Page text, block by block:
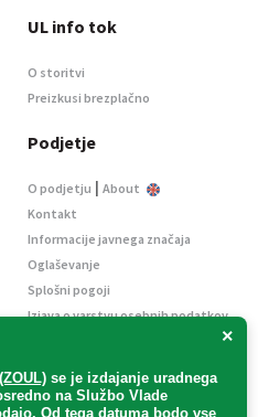
×
se je izdajanje uradnega
na Službo Vlade
. Od tega datuma bodo vse
UL info tok
O storitvi
Preizkusi brezplačno
Podjetje
O podjetju | About
Kontakt
Informacije javnega značaja
Oglaševanje
Splošni pogoji
Izjava o varstvu osebnih podatkov